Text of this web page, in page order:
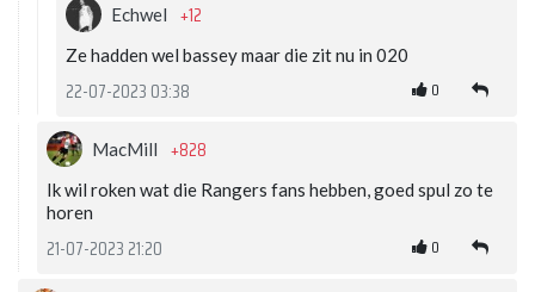
Echwel +12
Ze hadden wel bassey maar die zit nu in 020
22-07-2023 03:38 0
MacMill +828
Ik wil roken wat die Rangers fans hebben, goed spul zo te
horen
21-07-2023 21:20 0